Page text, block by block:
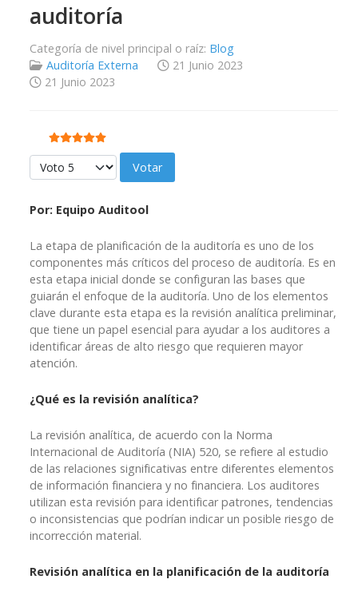
auditoría
Categoría de nivel principal o raíz: Blog
Auditoría Externa
21 Junio 2023
21 Junio 2023
Ratio:5/5
Por favor, vote
Por: Equipo Auditool
La etapa de planificación de la auditoría es uno de los
componentes más críticos del proceso de auditoría. Es en
esta etapa inicial donde se configuran las bases que
guiarán el enfoque de la auditoría. Uno de los elementos
clave durante esta etapa es la revisión analítica preliminar,
que tiene un papel esencial para ayudar a los auditores a
identificar áreas de alto riesgo que requieren mayor
atención.
¿Qué es la revisión analítica?
La revisión analítica, de acuerdo con la Norma
Internacional de Auditoría (NIA) 520, se refiere al estudio
de las relaciones significativas entre diferentes elementos
de información financiera y no financiera. Los auditores
utilizan esta revisión para identificar patrones, tendencias
o inconsistencias que podrían indicar un posible riesgo de
incorrección material.
Revisión analítica en la planificación de la auditoría